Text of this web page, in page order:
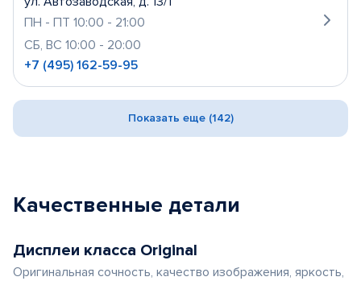
ПН - ПТ 10:00 - 21:00
СБ, ВС 10:00 - 20:00
+7 (495) 162-59-95
Показать еще (142)
Качественные детали
Дисплеи класса Original
Оригинальная сочность, качество изображения, яркость,